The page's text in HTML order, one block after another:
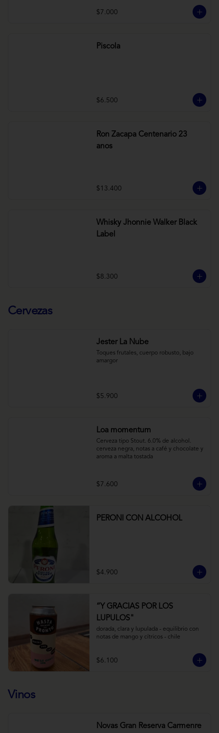
$7.000
Piscola
$6.500
Ron Zacapa Centenario 23
anos
$13.400
Whisky Jhonnie Walker Black
Label
$8.300
Cervezas
Jester La Nube
Toques frutales, cuerpo robusto, bajo
amargor
$5.900
Loa momentum
Cerveza tipo Stout. 6.0% de alcohol.
cerveza negra, notas a café y chocolate y
aroma a malta tostada
$7.600
PERONI CON ALCOHOL
$4.900
“Y GRACIAS POR LOS
LUPULOS"
dorada, clara y lupulada - equilibrio con
notas de mango y cítricos - chile
$6.100
Vinos
Novas Gran Reserva Carmenre